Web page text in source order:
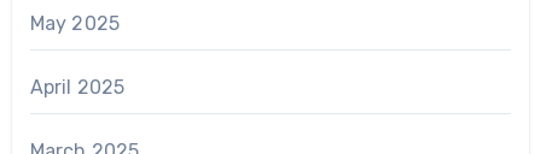
May 2025
April 2025